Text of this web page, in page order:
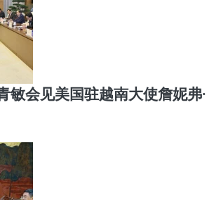
敏会见美国驻越南大使詹妮弗·